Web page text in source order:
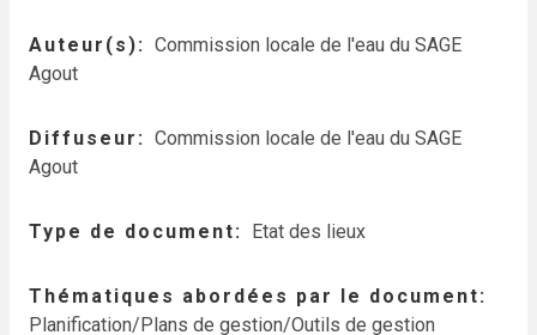
Auteur(s)
Commission locale de l'eau du SAGE
Agout
Diffuseur
Commission locale de l'eau du SAGE
Agout
Type de document Etat des lieux
Thématiques abordées par le document
Planification/Plans de gestion/Outils de gestion